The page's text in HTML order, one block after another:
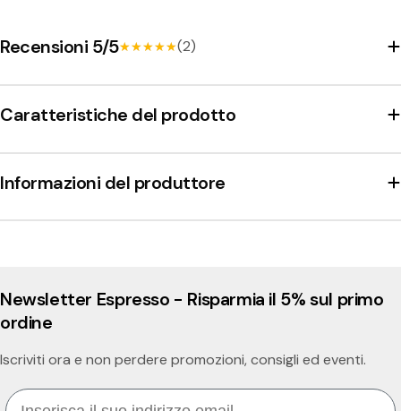
Recensioni 5/5★★★★★
★★★★★(2)
Caratteristiche del prodotto
Informazioni del produttore
Newsletter Espresso - Risparmia il 5% sul primo
ordine
Iscriviti ora e non perdere promozioni, consigli ed eventi.
Email